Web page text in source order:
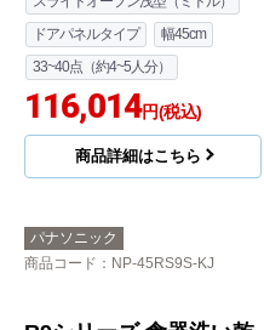
三菱
商品コード：EW-45R3S-KJ